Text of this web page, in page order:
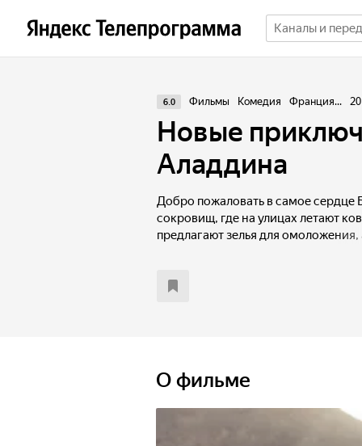
6.0 Фильмы Комедия Франция...
Новые
Аладдина
Добро пожаловать в самое сердце
сокровищ, где на улицах летают
предлагают зелья для омоложения,
Аладдин.
О фильме